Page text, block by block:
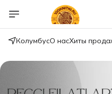
КолумбусО насХиты